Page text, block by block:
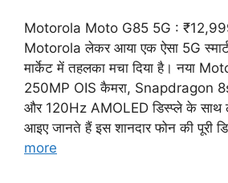
Motorola Moto G85 5G :
Motorola लेकर आया एक ऐसा 5G
मार्केट में तहलका मचा दिया है। नया
250MP OIS कैमरा, Snapdragon
और 120Hz AMOLED डिस्प्ले के साथ
आइए जानते हैं इस शानदार फोन की पूरी
more